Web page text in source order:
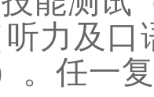
力及口
。任一